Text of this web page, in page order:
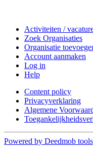
Activiteiten /
Zoek Organisaties
Organisatie
Account aanmaken
Log in
Help
Content policy
Privacyverklaring
Algemene
Powered by Deedmob tools